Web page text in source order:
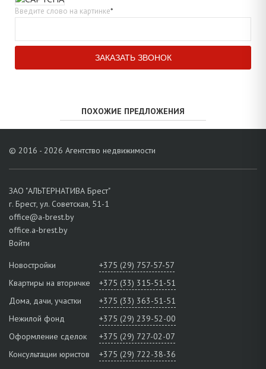
Введите слово на картинке*
ПОХОЖИЕ ПРЕДЛОЖЕНИЯ
© 2016 - 2026 Агентство недвижимости
ЗАО "АЛЬТЕРНАТИВА Брест"
г. Брест, ул. Советская, 51-1
office@a-brest.by
office.a-brest.by
Войти
Новостройки
+375 (29) 757-57-57
Квартиры на вторичке
+375 (33) 315-51-51
Дома, дачи, участки
+375 (33) 363-51-51
Нежилой фонд
+375 (29) 239-52-00
Оформление сделок
+375 (29) 727-02-07
Консультации юристов
+375 (29) 722-38-36